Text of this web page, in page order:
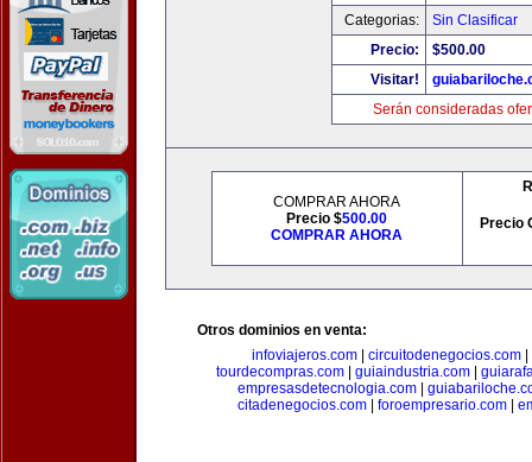
Categorias:
Sin Clasificar
Precio:
$500.00
Visitar!
Serán consideradas
COMPRAR AHORA
Precio $500.00
COMPRAR AHORA
Precio
Otros dominios en venta:
infoviajeros.com| circuitodenegocios.com|
tourdecompras.com| guiaindustria.com|
empresasdetecnologia.com
citadenegocios.com
foroempresario.com